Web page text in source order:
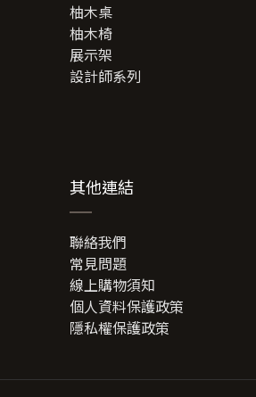
柚木桌
柚木椅
展示架
設計師系列
其他連結
聯絡我們
常見問題
線上購物須知
個人資料保護政策
隱私權保護政策